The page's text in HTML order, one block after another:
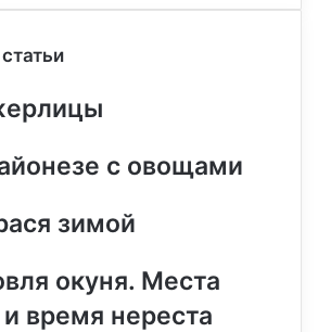
с овощами
зимой
окуня. Места
время нереста